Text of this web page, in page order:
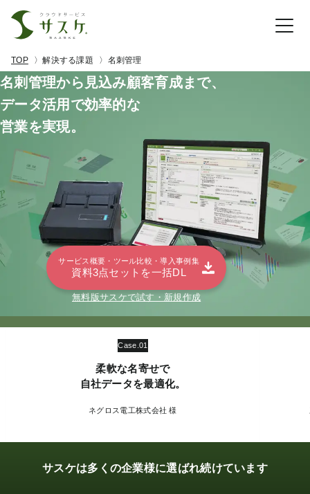
TOP 解決する課題 名刺管理
名刺管理から見込み顧客育成まで、
データ活用で効率的な
営業を実現。
サービス概要・ツール比較・導入事例集
資料3点セットを一括DL
無料版サスケで試す・新規作成
Case.02
名刺＋案件管理で
対営業計画をサポート！
三菱電機インダストリアルソリューションズ
サスケは多くの企業様に選ばれ続けています